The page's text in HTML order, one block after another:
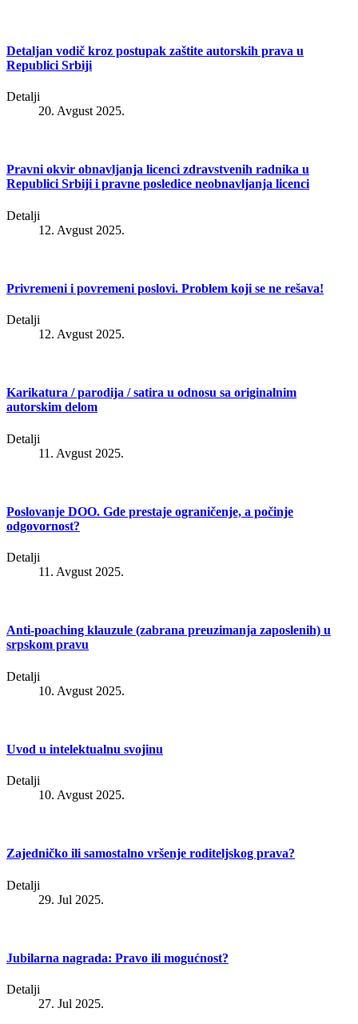
Detaljan vodič kroz postupak zaštite autorskih prava u
Republici Srbiji
Detalji
20. Avgust 2025.
Pravni okvir obnavljanja licenci zdravstvenih radnika u
Republici Srbiji i pravne posledice neobnavljanja licenci
Detalji
12. Avgust 2025.
Privremeni i povremeni poslovi. Problem koji se ne rešava!
Detalji
12. Avgust 2025.
Karikatura / parodija / satira u odnosu sa originalnim
autorskim delom
Detalji
11. Avgust 2025.
Poslovanje DOO. Gde prestaje ograničenje, a počinje
odgovornost?
Detalji
11. Avgust 2025.
Anti-poaching klauzule (zabrana preuzimanja zaposlenih) u
srpskom pravu
Detalji
10. Avgust 2025.
Uvod u intelektualnu svojinu
Detalji
10. Avgust 2025.
Zajedničko ili samostalno vršenje roditeljskog prava?
Detalji
29. Jul 2025.
Jubilarna nagrada: Pravo ili mogućnost?
Detalji
27. Jul 2025.